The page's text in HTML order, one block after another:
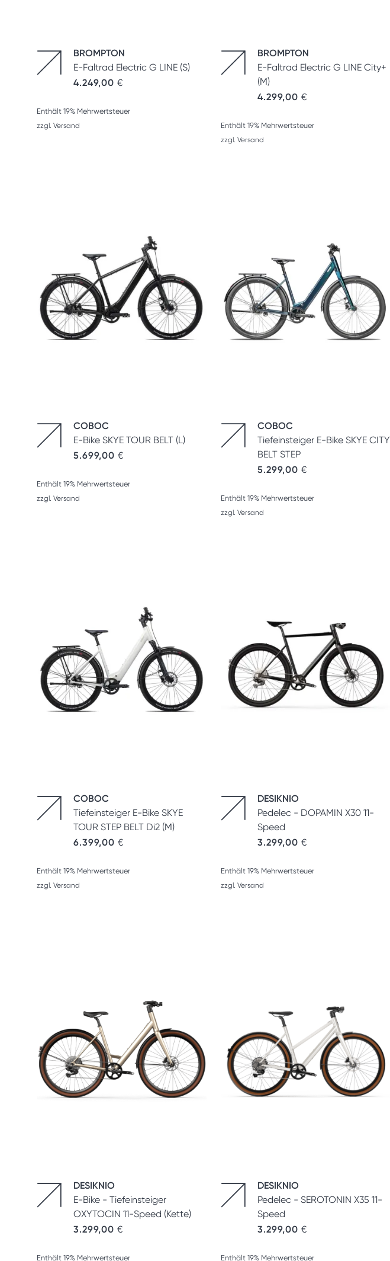
BROMPTON
E-Faltrad Electric G LINE (S)
4.249,00 €
Enthält 19% Mehrwertsteuer
zzgl. Versand
BROMPTON
E-Faltrad Electric G LINE City+
(M)
4.299,00 €
Enthält 19% Mehrwertsteuer
zzgl. Versand
COBOC
E-Bike SKYE TOUR BELT (L)
5.699,00 €
Enthält 19% Mehrwertsteuer
zzgl. Versand
COBOC
Tiefeinsteiger E-Bike SKYE CITY
BELT STEP
5.299,00 €
Enthält 19% Mehrwertsteuer
zzgl. Versand
COBOC
Tiefeinsteiger E-Bike SKYE
TOUR STEP BELT Di2 (M)
6.399,00 €
Enthält 19% Mehrwertsteuer
zzgl. Versand
DESIKNIO
Pedelec - DOPAMIN X30 11-
Speed
3.299,00 €
Enthält 19% Mehrwertsteuer
zzgl. Versand
DESIKNIO
E-Bike - Tiefeinsteiger
OXYTOCIN 11-Speed (Kette)
3.299,00 €
Enthält 19% Mehrwertsteuer
DESIKNIO
Pedelec - SEROTONIN X35 11-
Speed
3.299,00 €
Enthält 19% Mehrwertsteuer